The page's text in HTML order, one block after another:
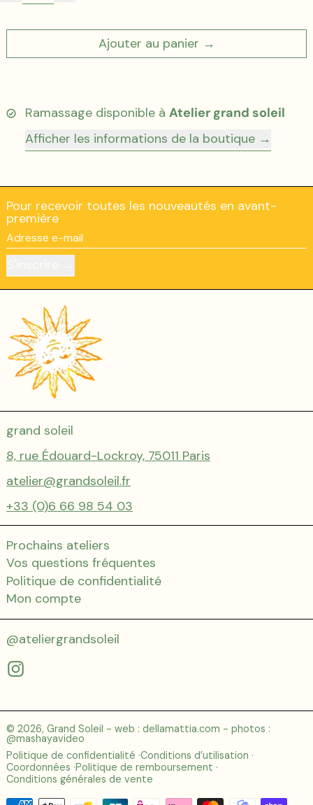
Ajouter au panier
Ramassage disponible à Atelier grand soleil
Afficher les informations de la boutique
Pour recevoir toutes les nouveautés en avant-
première
Adresse e-mail
grand soleil
8, rue Édouard-Lockroy, 75011 Paris
atelier@grandsoleil.fr
+33 (0)6 66 98 54 03
Prochains ateliers
Vos questions fréquentes
Politique de confidentialité
Mon compte
@ateliergrandsoleil
© 2026, Grand Soleil - web : dellamattia.com - photos :
@mashayavideo
Politique de confidentialité Conditions d’utilisation
Coordonnées Politique de remboursement
Conditions générales de vente